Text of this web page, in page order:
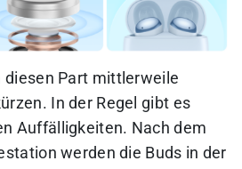
diesen Part mittlerweile
In der Regel gibt es
Auffälligkeiten. Nach dem
werden die Buds in der